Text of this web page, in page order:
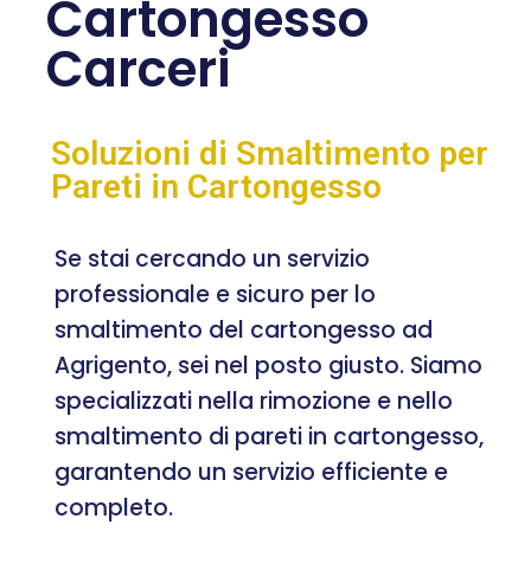
Cartongesso
Carceri
Soluzioni di Smaltimento per
Pareti in Cartongesso
Se stai cercando un servizio
professionale e sicuro per lo
smaltimento del cartongesso ad
Agrigento, sei nel posto giusto. Siamo
specializzati nella rimozione e nello
smaltimento di pareti in cartongesso,
garantendo un servizio efficiente e
completo.